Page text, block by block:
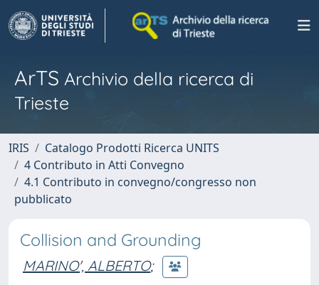
ArTS Archivio della ricerca di
Trieste
IRIS
Catalogo Prodotti Ricerca UNITS
4 Contributo in Atti Convegno
4.1 Contributo in convegno/congresso non
pubblicato
Collision and Grounding
MARINO', ALBERTO;